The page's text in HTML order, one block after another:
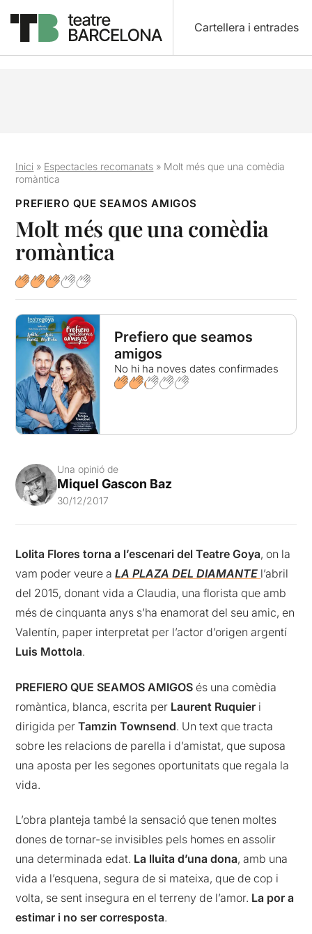
Cartellera i entrades
Inici » Espectacles recomanats » Molt més que una comèdia
romàntica
PREFIERO QUE SEAMOS AMIGOS
Molt més que una comèdia
romàntica
Prefiero que seamos
amigos
No hi ha noves dates confirmades
Una opinió de
Miquel Gascon Baz
30/12/2017
Lolita Flores torna a l’escenari del Teatre Goya, on la
vam poder veure aLA PLAZA DEL DIAMANTE l’abril
del 2015, donant vida a Claudia, una florista que amb
més de cinquanta anys s’ha enamorat del seu amic, en
Valentín, paper interpretat per l’actor d’origen argentí
Luis Mottola.
PREFIERO QUE SEAMOS AMIGOS és una comèdia
romàntica, blanca, escrita per Laurent Ruquier i
dirigida perTamzin Townsend. Un text que tracta
sobre les relacions de parella i d’amistat, que suposa
una aposta per les segones oportunitats que regala la
vida.
L’obra planteja també la sensació que tenen moltes
dones de tornar-se invisibles pels homes en assolir
una determinada edat. La lluita d’una dona, amb una
vida a l’esquena, segura de si mateixa, que de cop i
volta, se sent insegura en el terreny de l’amor. La por a
estimar i no ser corresposta.